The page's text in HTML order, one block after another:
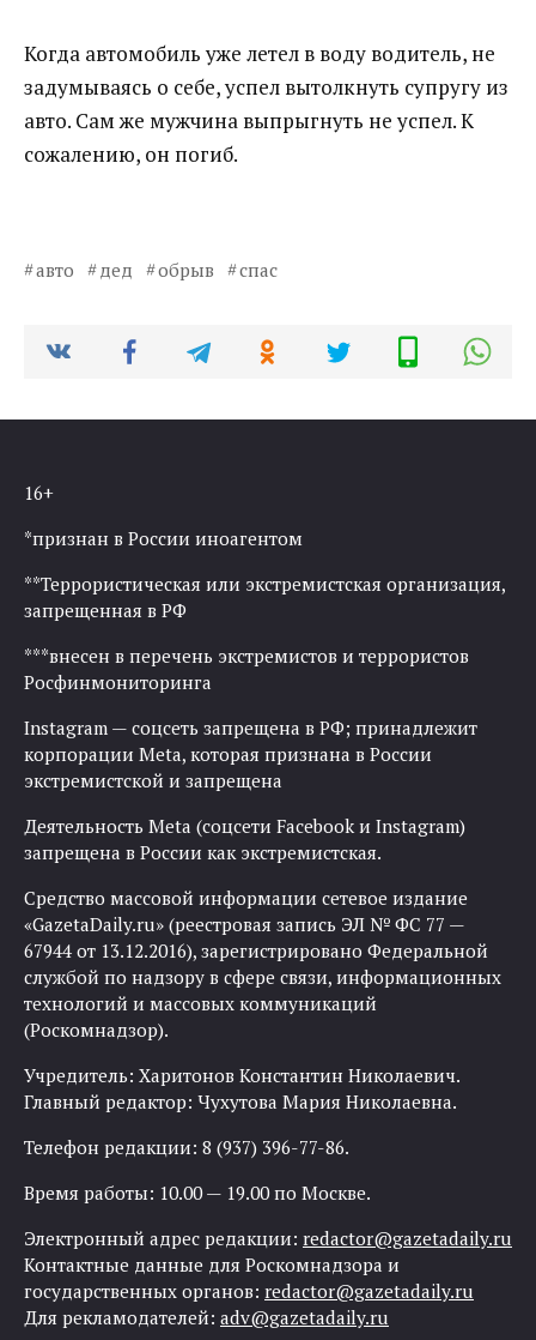
Когда автомобиль уже летел в воду водитель, не
задумываясь о себе, успел вытолкнуть супругу из
авто. Сам же мужчина выпрыгнуть не успел. К
сожалению, он погиб.
авто дед обрыв спас
16+
*признан в России иноагентом
**Террористическая или экстремистская организация,
запрещенная в РФ
***внесен в перечень экстремистов и террористов
Росфинмониторинга
Instagram — соцсеть запрещена в РФ; принадлежит
корпорации Meta, которая признана в России
экстремистской и запрещена
Деятельность Meta (соцсети Facebook и Instagram)
запрещена в России как экстремистская.
Средство массовой информации сетевое издание
«GazetaDaily.ru» (реестровая запись ЭЛ № ФС 77 —
67944 от 13.12.2016), зарегистрировано Федеральной
службой по надзору в сфере связи, информационных
технологий и массовых коммуникаций
(Роскомнадзор).
Учредитель: Харитонов Константин Николаевич.
Главный редактор: Чухутова Мария Николаевна.
Телефон редакции: 8 (937) 396-77-86.
Время работы: 10.00 — 19.00 по Москве.
Электронный адрес редакции: redactor@gazetadaily.ru
Контактные данные для Роскомнадзора и
государственных органов: redactor@gazetadaily.ru
Для рекламодателей: adv@gazetadaily.ru